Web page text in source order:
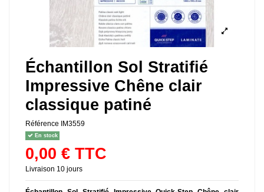
Échantillon Sol Stratifié
Impressive Chêne clair
classique patiné
Référence IM3559
En stock
0,00 € TTC
Livraison 10 jours